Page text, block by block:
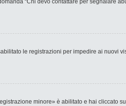
“Chi devo contattare per segnalare
le registrazioni per impedire ai nuovi
minore» è abilitato e hai cliccato su